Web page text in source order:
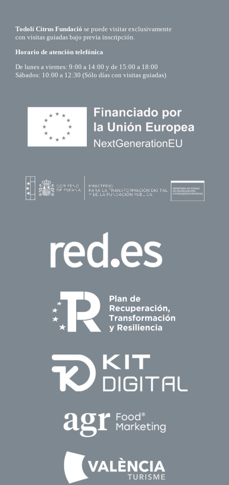
Todolí Citrus Fundació se puede visitar exclusivamente
con visitas guiadas bajo previa inscripción.
Horario de atención telefónica
De lunes a viernes: 9:00 a 14:00 y de 15:00 a 18:00
Sábados: 10:00 a 12:30 (Sólo días con visitas guiadas)